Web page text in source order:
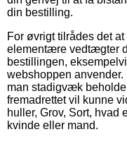
din bestilling.
For øvrigt tilrådes det
elementære vedtægter
bestillingen,
webshoppen
man stadigvæk
fremadrettet vil kunne
huller, Grov, Sort, hvad
kvinde eller mand.